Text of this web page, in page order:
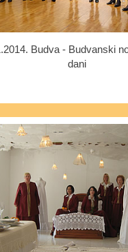
Budva - Budvanski
dani